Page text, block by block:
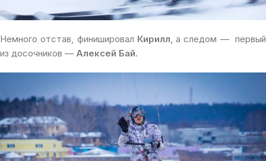
Немного отстав, финишировал Кирилл, а следом — первый
из досочников — Алексей Бай.